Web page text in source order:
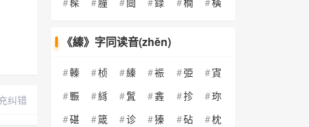
纠错
《縥》字同读音(zhěn)
轃 桢 縥 裖 弫
寊
辴
絼 鬒 錱 抮
珎
碪
箴 诊 獉 砧
枕